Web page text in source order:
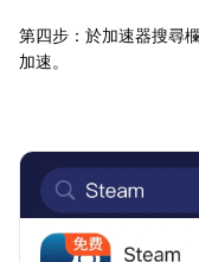
第四步：於加速器搜尋
加速。